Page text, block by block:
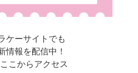
ケーサイトでも
情報を配信中！
こからアクセス